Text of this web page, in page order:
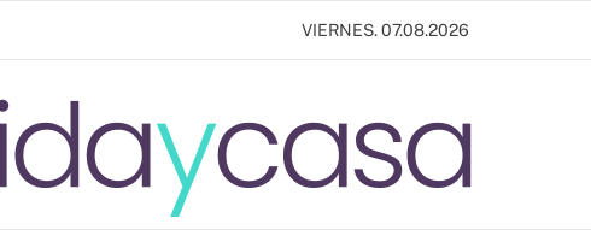
VIERNES. 07.08.2026